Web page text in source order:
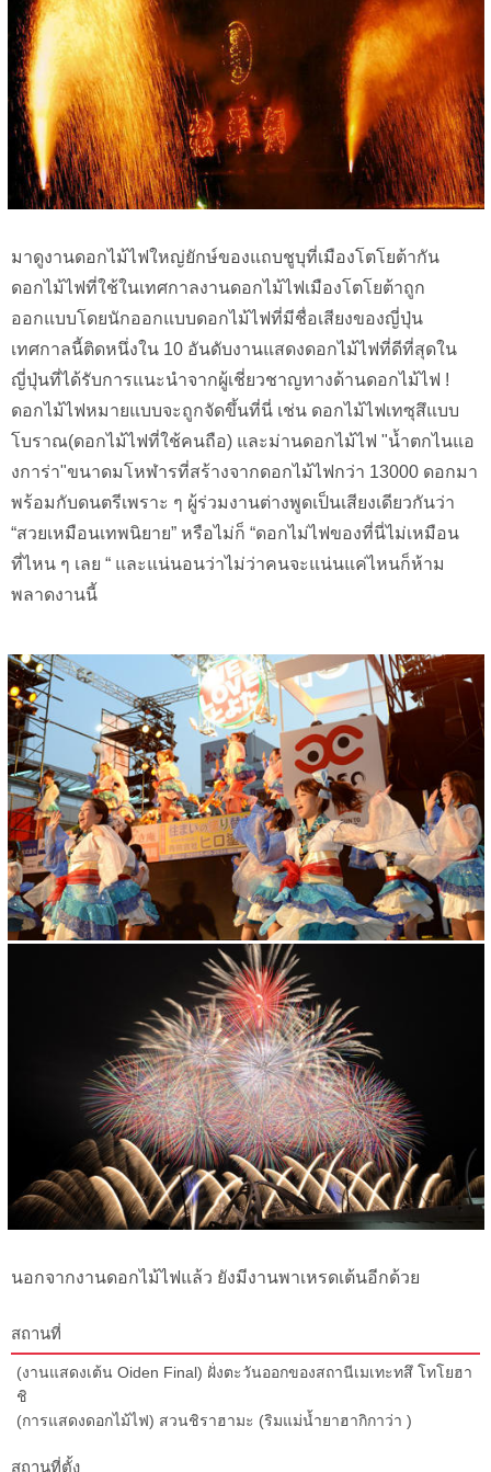
มาดูงานดอกไม้ไฟใหญ่ยักษ์ของแถบชูบุที่เมืองโตโยต้ากัน
ดอกไม้ไฟที่ใช้ในเทศกาลงานดอกไม้ไฟเมืองโตโยต้าถูก
ออกแบบโดยนักออกแบบดอกไม้ไฟที่มีชื่อเสียงของญี่ปุ่น
เทศกาลนี้ติดหนึ่งใน 10 อันดับงานแสดงดอกไม้ไฟที่ดีที่สุดใน
ญี่ปุ่นที่ได้รับการแนะนำจากผู้เชี่ยวชาญทางด้านดอกไม้ไฟ !
ดอกไม้ไฟหมายแบบจะถูกจัดขึ้นที่นี่ เช่น ดอกไม้ไฟเทซุสึแบบ
โบราณ(ดอกไม้ไฟที่ใช้คนถือ) และม่านดอกไม้ไฟ "น้ำตกไนแอ
งการ่า"ขนาดมโหฬารที่สร้างจากดอกไม้ไฟกว่า 13000 ดอกมา
พร้อมกับดนตรีเพราะ ๆ ผู้ร่วมงานต่างพูดเป็นเสียงเดียวกันว่า
“สวยเหมือนเทพนิยาย” หรือไม่ก็ “ดอกไม่ไฟของที่นี่ไม่เหมือน
ที่ไหน ๆ เลย “ และแน่นอนว่าไม่ว่าคนจะแน่นแค่ไหนก็ห้าม
พลาดงานนี้
นอกจากงานดอกไม้ไฟแล้ว ยังมีงานพาเหรดเต้นอีกด้วย
สถานที่
(งานแสดงเต้น Oiden Final) ฝั่งตะวันออกของสถานีเมเทะทสึ โทโยฮา
ชิ
(การแสดงดอกไม้ไฟ) สวนชิราฮามะ (ริมแม่น้ำยาฮากิกาว่า )
สถานที่ตั้ง